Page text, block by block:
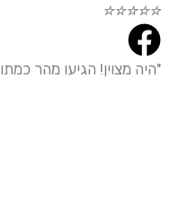
☆
☆
☆
מצוין! הגיעו מהר כמתוכנן" "